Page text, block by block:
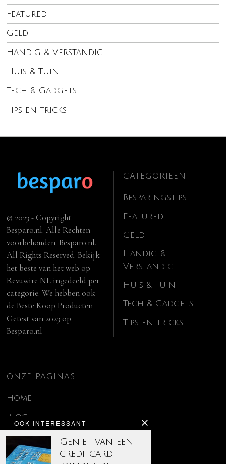
Featured
Geld
Handig & Verstandig
Huis & Tuin
Tech & Gadgets
Tips en tricks
OOK INTERESSANT
Geniet van een
creditcard
© 2023 - Copyright.
Besparo.nl. Alle Rechten
voorbehouden. Besparo.nl.
All Rights Reserved. Bekijk
het beste van het web op
Revuwire NL ingedeeld per
categorie. We hebben ook
deBeste Koop Producten
Getest van 2023 op
Besparo.nl
CATEGORIEËN
Besparingstips
Featured
Geld
Handig &
Verstandig
Huis & Tuin
Tech & Gadgets
Tips en tricks
ONZE PAGINA’S
Home
Blog
Contact
Disclaimer